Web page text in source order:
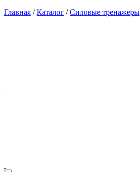
Главная / Каталог / Силовые тренажеры